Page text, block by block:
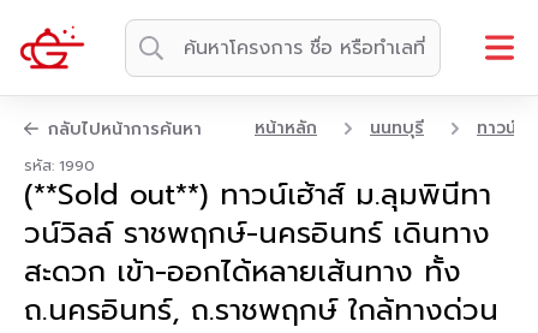
กลับไปหน้าการค้นหา หน้าหลัก นนทบุรี ทาวน์เ
รหัส: 1990
(**Sold out**) ทาวน์เฮ้าส์ ม.ลุมพินีทา
วน์วิลล์ ราชพฤกษ์-นครอินทร์ เดินทาง
สะดวก เข้า-ออกได้หลายเส้นทาง ทั้ง
ถ.นครอินทร์, ถ.ราชพฤกษ์ ใกล้ทางด่วน